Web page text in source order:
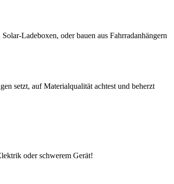
Ladeboxen, oder bauen aus Fahrradanhängern
setzt, auf Materialqualität achtest und beherzt
oder schwerem Gerät!